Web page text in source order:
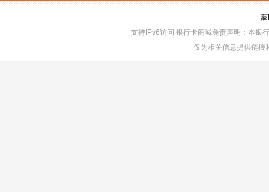
支持IPv6访问 银行卡商城免责声明：本银
仅为相关信息提供链接